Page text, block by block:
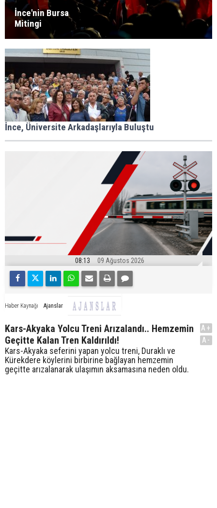
İnce'nin Bursa
Mitingi
İnce, Üniversite Arkadaşlarıyla Buluştu
08:13 09 Ağustos 2026
Haber Kaynağı Ajanslar
Kars-Akyaka Yolcu Treni Arızalandı.. Hemzemin
Geçitte Kalan Tren Kaldırıldı!
Kars-Akyaka seferini yapan yolcu treni, Duraklı ve
Kürekdere köylerini birbirine bağlayan hemzemin
geçitte arızalanarak ulaşımın aksamasına neden oldu.
A+
A-